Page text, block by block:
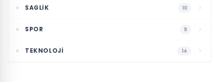
SAGLIK 10
SPOR 9
TEKNOLOJI 14